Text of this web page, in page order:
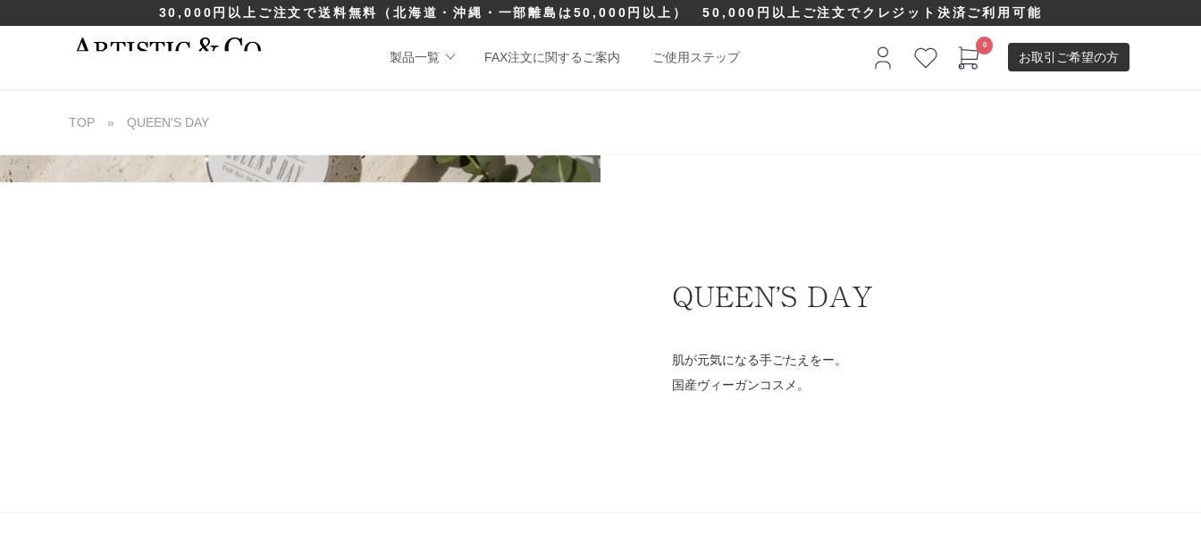
30,000円以上ご注文で送料無料 （北海道・沖縄・一部離島は50,000円以上） 50,000円以上ご注文でクレジット決済ご利用可能
製品一覧 FAX注文に関するご案内 ご使用ステップ お取引ご希望の方
TOP » QUEEN'S DAY
QUEEN’S DAY
肌が元気になる手ごたえをー。
国産ヴィーガンコスメ。